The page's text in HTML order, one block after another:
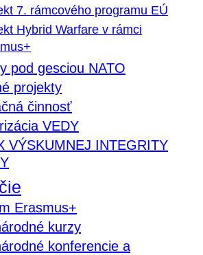
7. rámcového programu EÚ
Hybrid Warfare v rámci
pod gesciou NATO
projekty
činnosť
VEDY
VÝSKUMNEJ INTEGRITY
Erasmus+
kurzy
konferencie a